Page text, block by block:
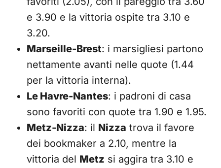
e 3.90 e la vittoria ospite tra 3.10 e
3.20.
Marseille-Brest: i marsigliesi partono
nettamente avanti nelle quote (1.44
per la vittoria interna).
Le Havre-Nantes: i padroni di casa
sono favoriti con quote tra 1.90 e 1.95.
Metz-Nizza: il Nizza trova il favore
dei bookmaker a 2.10, mentre la
vittoria del Metz si aggira tra 3.10 e